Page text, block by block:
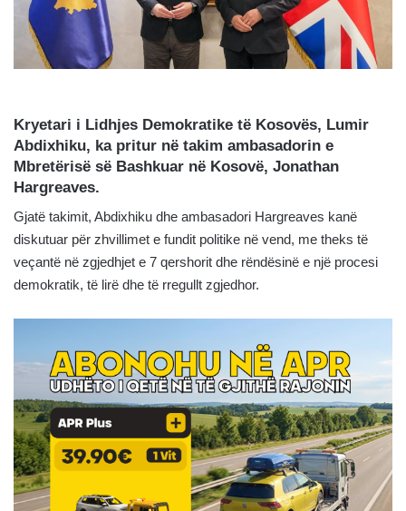
Kryetari i Lidhjes Demokratike të Kosovës, Lumir
Abdixhiku, ka pritur në takim ambasadorin e
Mbretërisë së Bashkuar në Kosovë, Jonathan
Hargreaves.
Gjatë takimit, Abdixhiku dhe ambasadori Hargreaves kanë
diskutuar për zhvillimet e fundit politike në vend, me theks të
veçantë në zgjedhjet e 7 qershorit dhe rëndësinë e një procesi
demokratik, të lirë dhe të rregullt zgjedhor.